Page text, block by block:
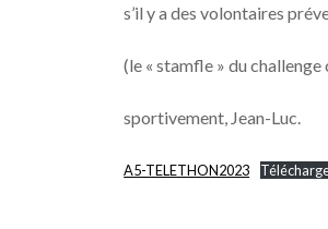
s’il y a des volontaires
(le « stamfle » du
sportivement, Jean-Luc.
A5-TELETHON2023